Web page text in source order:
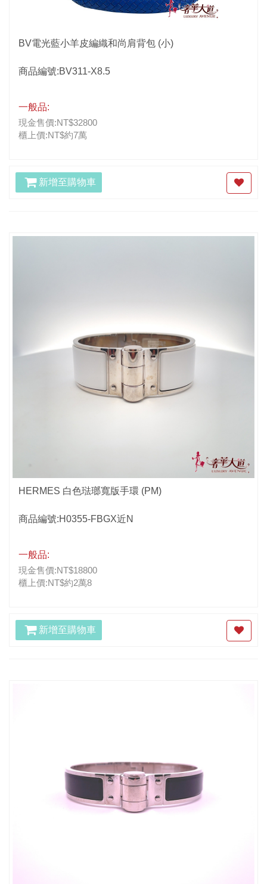
BV電光藍小羊皮編織和尚肩背包 (小)
商品編號:BV311-X8.5
一般品:
現金售價:NT$32800
櫃上價:NT$約7萬
新增至購物車
HERMES 白色琺瑯寬版手環 (PM)
商品編號:H0355-FBGX近N
一般品:
現金售價:NT$18800
櫃上價:NT$約2萬8
新增至購物車